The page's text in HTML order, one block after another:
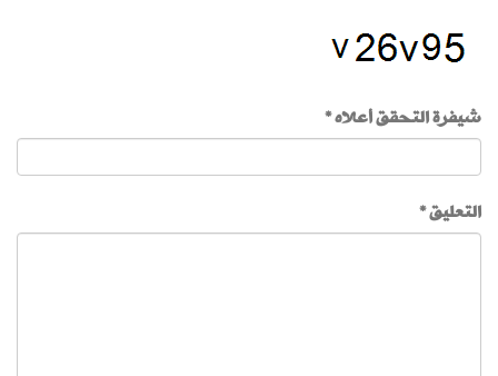
شيفرة التحقق أعلاه *
التعليق *